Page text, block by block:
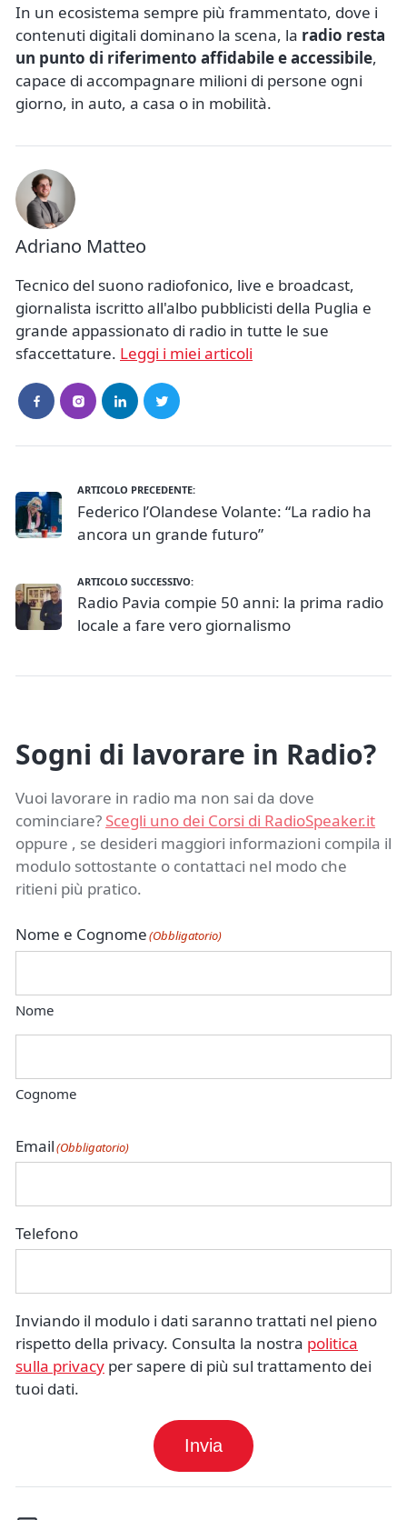
In un ecosistema sempre più frammentato, dove i
contenuti digitali dominano la scena, la radio resta
un punto di riferimento affidabile e accessibile,
capace di accompagnare milioni di persone ogni
giorno, in auto, a casa o in mobilità.
Adriano Matteo
Tecnico del suono radiofonico, live e broadcast,
giornalista iscritto all'albo pubblicisti della Puglia e
grande appassionato di radio in tutte le sue
sfaccettature. Leggi i miei articoli
ARTICOLO PRECEDENTE:
Federico l’Olandese Volante: “La radio ha
ancora un grande futuro”
ARTICOLO SUCCESSIVO:
Radio Pavia compie 50 anni: la prima radio
locale a fare vero giornalismo
Sogni di lavorare in Radio?
Vuoi lavorare in radio ma non sai da dove
cominciare? Scegli uno dei Corsi di RadioSpeaker.it
oppure , se desideri maggiori informazioni compila il
modulo sottostante o contattaci nel modo che
ritieni più pratico.
Nome e Cognome(Obbligatorio)
Nome
Cognome
Email(Obbligatorio)
Telefono
Inviando il modulo i dati saranno trattati nel pieno
rispetto della privacy. Consulta la nostra politica
sulla privacy per sapere di più sul trattamento dei
tuoi dati.
Invia